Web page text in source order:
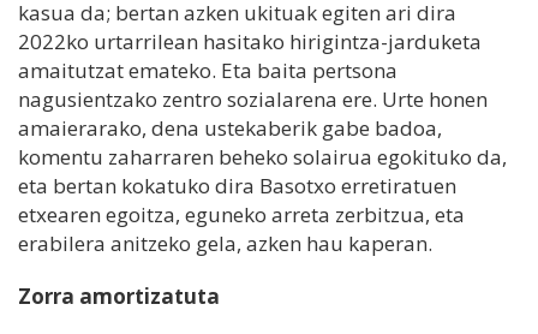
kasua da; bertan azken ukituak egiten ari dira
2022ko urtarrilean hasitako hirigintza-jarduketa
amaitutzat emateko. Eta baita pertsona
nagusientzako zentro sozialarena ere. Urte honen
amaierarako, dena ustekaberik gabe badoa,
komentu zaharraren beheko solairua egokituko da,
eta bertan kokatuko dira Basotxo erretiratuen
etxearen egoitza, eguneko arreta zerbitzua, eta
erabilera anitzeko gela, azken hau kaperan.
Zorra amortizatuta